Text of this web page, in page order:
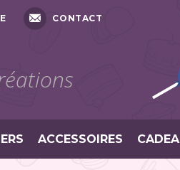
CONTACT
ACCESSOIRES